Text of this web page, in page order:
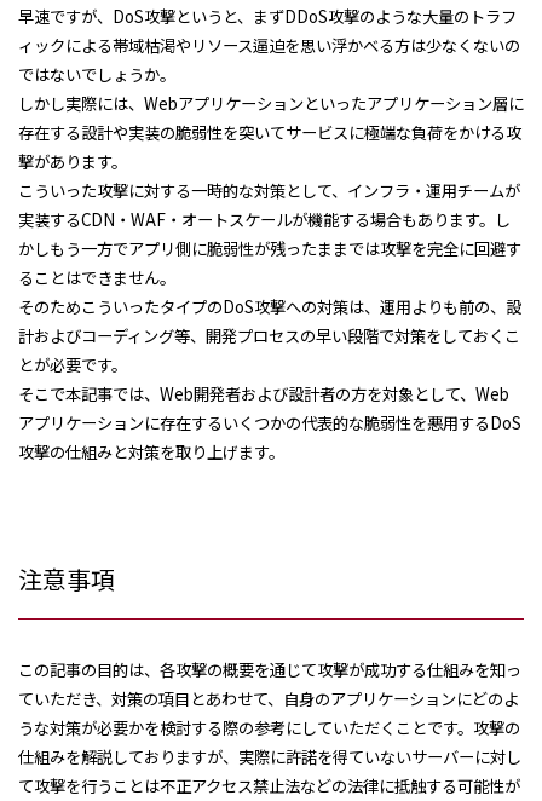
早速ですが、DoS攻撃というと、まずDDoS攻撃のような大量のトラフ
ィックによる帯域枯渇やリソース逼迫を思い浮かべる方は少なくないの
ではないでしょうか。
しかし実際には、Webアプリケーションといったアプリケーション層に
存在する設計や実装の脆弱性を突いてサービスに極端な負荷をかける攻
撃があります。
こういった攻撃に対する一時的な対策として、インフラ・運用チームが
実装するCDN・WAF・オートスケールが機能する場合もあります。し
かしもう一方でアプリ側に脆弱性が残ったままでは攻撃を完全に回避す
ることはできません。
そのためこういったタイプのDoS攻撃への対策は、運用よりも前の、設
計およびコーディング等、開発プロセスの早い段階で対策をしておくこ
とが必要です。
そこで本記事では、Web開発者および設計者の方を対象として、Web
アプリケーションに存在するいくつかの代表的な脆弱性を悪用するDoS
攻撃の仕組みと対策を取り上げます。
注意事項
この記事の目的は、各攻撃の概要を通じて攻撃が成功する仕組みを知っ
ていただき、対策の項目とあわせて、自身のアプリケーションにどのよ
うな対策が必要かを検討する際の参考にしていただくことです。攻撃の
仕組みを解説しておりますが、実際に許諾を得ていないサーバーに対し
て攻撃を行うことは不正アクセス禁止法などの法律に抵触する可能性が